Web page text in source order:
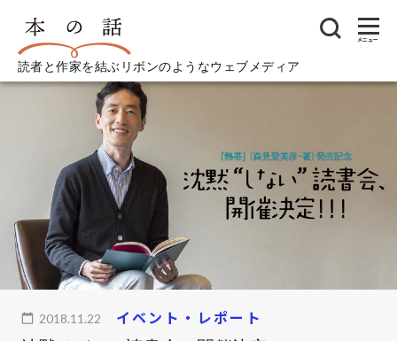
読者と作家を結ぶリボンのようなウェブメディア
メニュー
2018.11.22 イベント・レポート